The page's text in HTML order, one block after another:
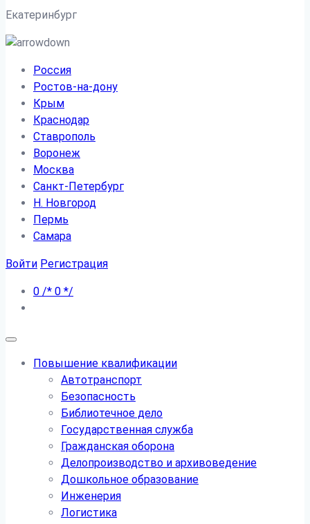
Екатеринбург
Россия
Ростов-на-дону
Крым
Краснодар
Ставрополь
Воронеж
Москва
Санкт-Петербург
Н. Новгород
Пермь
Самара
Войти Регистрация
0 /* 0 */
Повышение квалификации
Автотранспорт
Безопасность
Библиотечное дело
Государственная служба
Гражданская оборона
Делопроизводство и архивоведение
Дошкольное образование
Инженерия
Логистика